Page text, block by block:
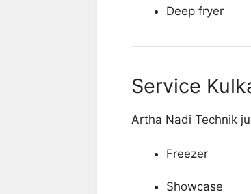
Deep fryer
Service
Artha Nadi Technik
Freezer
Showcase